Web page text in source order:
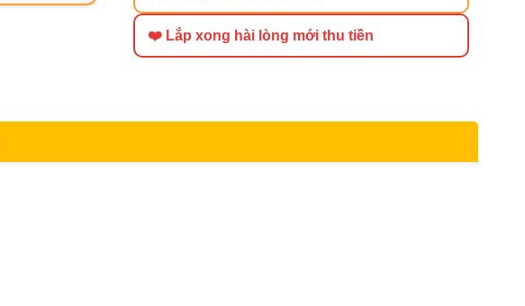
❤️ Lắp xong hài lòng mới thu tiền